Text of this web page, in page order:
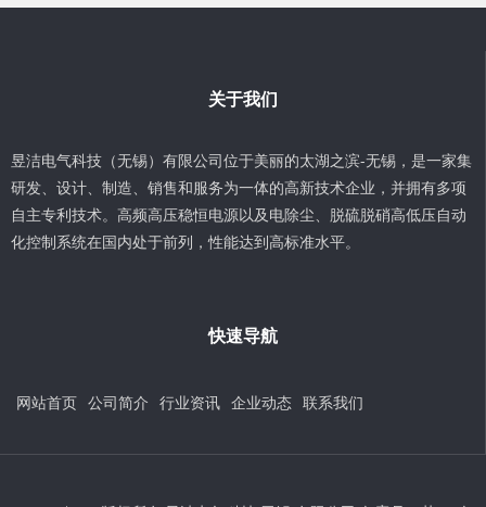
关于我们
昱洁电气科技（无锡）有限公司位于美丽的太湖之滨-无锡，是一家集
研发、设计、制造、销售和服务为一体的高新技术企业，并拥有多项
自主专利技术。高频高压稳恒电源以及电除尘、脱硫脱硝高低压自动
化控制系统在国内处于前列，性能达到高标准水平。
快速导航
网站首页 公司简介 行业资讯 企业动态 联系我们